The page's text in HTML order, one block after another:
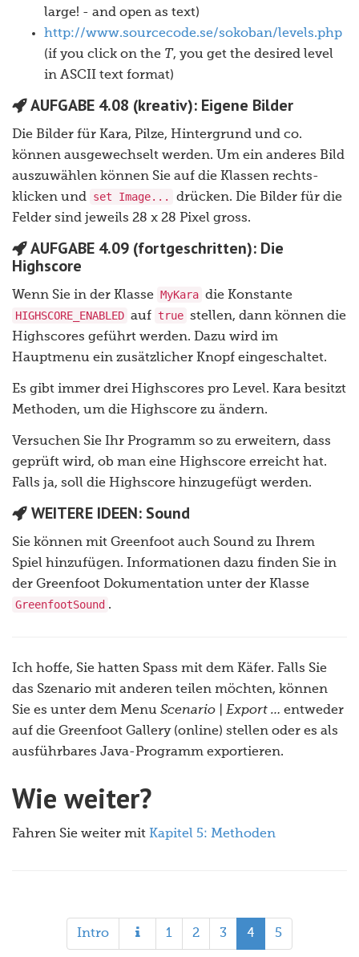
large! - and open as text)
http://www.sourcecode.se/sokoban/levels.php
(if you click on the T, you get the desired level
in ASCII text format)
AUFGABE 4.08 (kreativ): Eigene Bilder
Die Bilder für Kara, Pilze, Hintergrund und co.
können ausgewechselt werden. Um ein anderes Bild
auszuwählen können Sie auf die Klassen rechts-
klicken und set Image...
drücken. Die Bilder für die
Felder sind jeweils 28 x 28 Pixel gross.
AUFGABE 4.09 (fortgeschritten): Die
Highscore
Wenn Sie in der Klasse MyKara die Konstante
HIGHSCORE_ENABLED auf true stellen, dann können die
Highscores geführt werden. Dazu wird im
Hauptmenu ein zusätzlicher Knopf eingeschaltet.
Es gibt immer drei Highscores pro Level. Kara besitzt
Methoden, um die Highscore zu ändern.
Versuchen Sie Ihr Programm so zu erweitern, dass
geprüft wird, ob man eine Highscore erreicht hat.
Falls ja, soll die Highscore hinzugefügt werden.
WEITERE IDEEN: Sound
Sie können mit Greenfoot auch Sound zu Ihrem
Spiel hinzufügen. Informationen dazu finden Sie in
der Greenfoot Dokumentation unter der Klasse
GreenfootSound .
Ich hoffe, Sie hatten Spass mit dem Käfer. Falls Sie
das Szenario mit anderen teilen möchten, können
Sie es unter dem Menu Scenario | Export … entweder
auf die Greenfoot Gallery (online) stellen oder es als
ausführbares Java-Programm exportieren.
Wie weiter?
Fahren Sie weiter mit Kapitel 5: Methoden
Intro 1 2 3 4 5